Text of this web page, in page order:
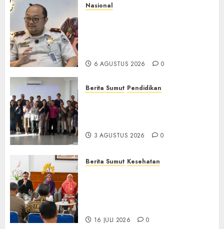
Nasional
6 AGUSTUS 2026 0
Berita Sumut Pendidikan
3 AGUSTUS 2026 0
Berita Sumut Kesehatan
16 JULI 2026 0